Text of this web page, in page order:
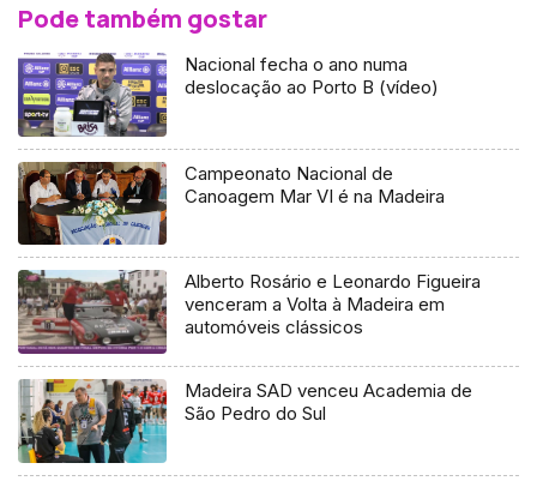
Pode também gostar
Nacional fecha o ano numa
deslocação ao Porto B (vídeo)
Campeonato Nacional de
Canoagem Mar VI é na Madeira
Alberto Rosário e Leonardo Figueira
venceram a Volta à Madeira em
automóveis clássicos
Madeira SAD venceu Academia de
São Pedro do Sul